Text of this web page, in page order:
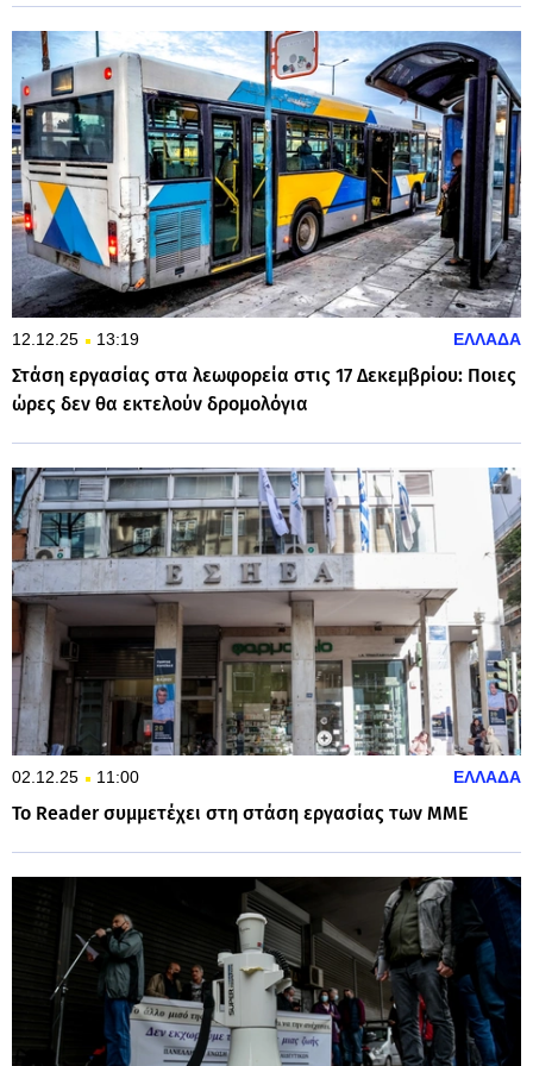
12.12.25 13:19 ΕΛΛΑΔΑ
Στάση εργασίας στα λεωφορεία στις 17 Δεκεμβρίου: Ποιες
ώρες δεν θα εκτελούν δρομολόγια
02.12.25 11:00 ΕΛΛΑΔΑ
Το Reader συμμετέχει στη στάση εργασίας των ΜΜΕ